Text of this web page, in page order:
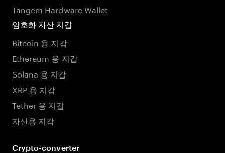
Tangem Hardware Wallet
암호화 자산 지갑
Bitcoin 용 지갑
Ethereum 용 지갑
Solana 용 지갑
XRP 용 지갑
Tether 용 지갑
자산용 지갑
Crypto-converter